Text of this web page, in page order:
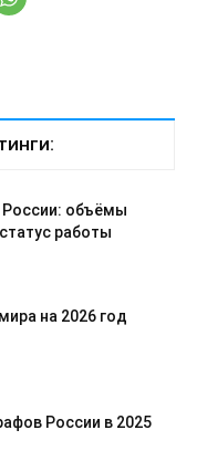
России: объёмы
работы
на 2026 год
России в 2025